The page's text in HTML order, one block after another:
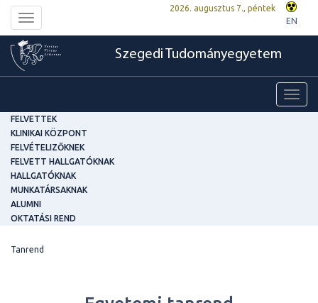
Toggle
navigation
2026. augusztus 7., péntek
EN
Szegedi Tudományegyetem
FELVETTEK
KLINIKAI KÖZPONT
FELVÉTELIZŐKNEK
FELVETT HALLGATÓKNAK
HALLGATÓKNAK
MUNKATÁRSAKNAK
ALUMNI
OKTATÁSI REND
Tanrend